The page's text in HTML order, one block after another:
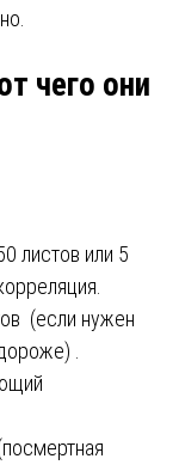
чего они
листов или 5
(если нужен
.